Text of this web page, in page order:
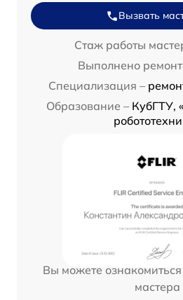
Вызвать
Стаж работы
Выполнено
Специализация –
Образование – КубГТУ,
Вы можете
мастера